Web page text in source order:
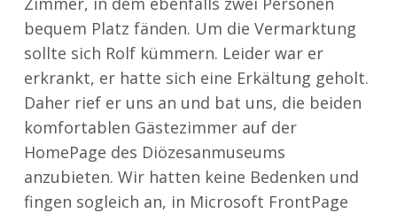
bequem Platz fänden. Um die Vermarktung
sollte sich Rolf kümmern. Leider war er
erkrankt, er hatte sich eine Erkältung geholt.
Daher rief er uns an und bat uns, die beiden
komfortablen Gästezimmer auf der
HomePage des Diözesanmuseums
anzubieten. Wir hatten keine Bedenken und
fingen sogleich an, in Microsoft FrontPage